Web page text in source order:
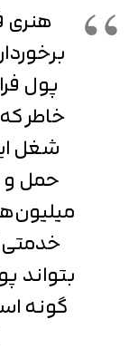
هنری
پول
خاطر
شغل
حمل ‌و
بتواند
گونه